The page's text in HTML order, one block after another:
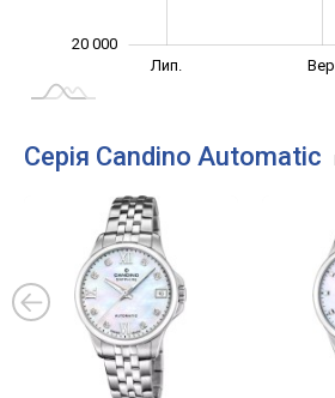
20 000
Лип. Вер.
Серія Candino Automatic